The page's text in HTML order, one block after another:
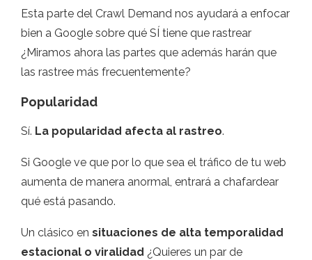
Esta parte del Crawl Demand nos ayudará a enfocar
bien a Google sobre qué SÍ tiene que rastrear
¿Miramos ahora las partes que además harán que
las rastree más frecuentemente?
Popularidad
Sí. La popularidad afecta al rastreo.
Si Google ve que por lo que sea el tráfico de tu web
aumenta de manera anormal, entrará a chafardear
qué está pasando.
Un clásico en situaciones de alta temporalidad
estacional o viralidad ¿Quieres un par de